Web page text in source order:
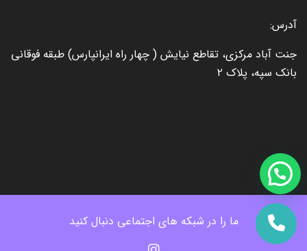
آدرس:
جنت آباد مرکزی، تقاطع نیایش ( چهار راه ایرانپارس) طبقه فوقانی
بانک سپه، پلاک ۲
ما را در شبکه های اجتماعی دنبال کنید